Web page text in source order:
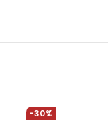
-30%